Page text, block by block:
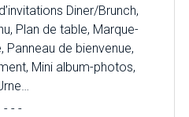
Diner/Brunch,
Plan de table, Marque-
Panneau de bienvenue,
Mini album-photos,
- - -